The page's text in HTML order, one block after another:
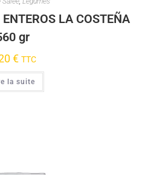
LA COSTEÑA
gr
€ TTC
la suite